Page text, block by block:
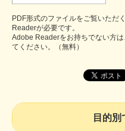
PDF形式のファイルをご覧いただ
Readerが必要です。
Adobe Readerをお持ちでない方
てください。（無料）
目的別